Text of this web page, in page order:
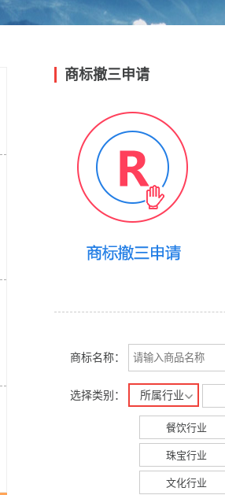
商标撤三申请
商标名称：
选择类别： 所属行业
餐饮行业
珠宝行业
文化行业